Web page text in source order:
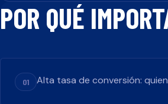
POR QUÉ
01 Alta tasa de conversión: